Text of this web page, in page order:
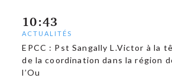
10:43
ACTUALITÉS
EPCC : Pst Sangally L.Victor à la
de la coordination dans la région
l’Ou